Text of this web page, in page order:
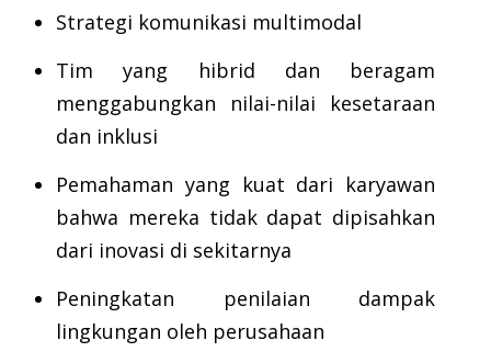
Strategi komunikasi multimodal
Tim yang hibrid dan beragam
menggabungkan nilai-nilai kesetaraan
dan inklusi
Pemahaman yang kuat dari karyawan
bahwa mereka tidak dapat dipisahkan
dari inovasi di sekitarnya
Peningkatan penilaian dampak
lingkungan oleh perusahaan